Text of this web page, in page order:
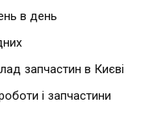
в день
запчастин в Києві
і запчастини